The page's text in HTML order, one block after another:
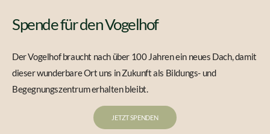
Spende für den Vogelhof
Der Vogelhof braucht nach über 100 Jahren ein neues Dach, damit
dieser wunderbare Ort uns in Zukunft als Bildungs- und
Begegnungszentrum erhalten bleibt.
JETZT SPENDEN